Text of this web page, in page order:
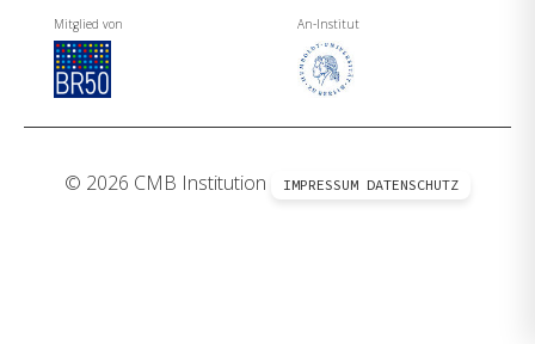
Mitglied von An-Institut
© 2026 CMB Institution IMPRESSUM DATENSCHUTZ